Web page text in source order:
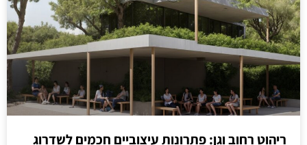
ריהוט רחוב וגן: פתרונות עיצוביים חכמים לשדרוג